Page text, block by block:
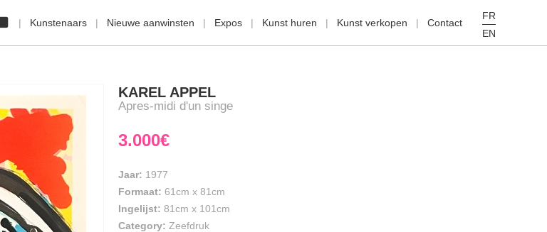
FR
EN
Kunstenaars Nieuwe aanwinsten Expos Kunst huren Kunst verkopen Contact
KAREL APPEL
Apres-midi d'un singe
3.000€
Jaar: 1977
Formaat: 61cm x 81cm
Ingelijst: 81cm x 101cm
Category: Zeefdruk